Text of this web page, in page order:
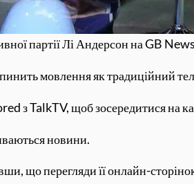
партії Лі Андерсон на GB
мовлення як традиційний
з TalkTV, щоб зосередитися на
новини.
що перегляди її онлайн-